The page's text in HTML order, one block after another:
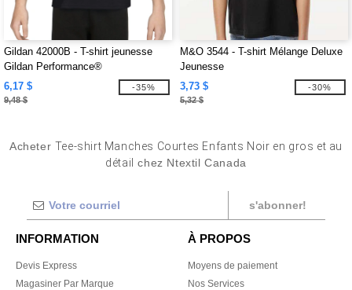
Gildan 42000B - T-shirt jeunesse
Gildan Performance®
6,17 $
9,48 $
-35%
M&O 3544 - T-shirt Mélange Deluxe
Jeunesse
3,73 $
5,32 $
-30%
Acheter Tee-shirt Manches Courtes Enfants Noir en gros et au
détail chez Ntextil Canada
s'abonner!
INFORMATION
Devis Express
Magasiner Par Marque
À PROPOS
Moyens de paiement
Nos Services